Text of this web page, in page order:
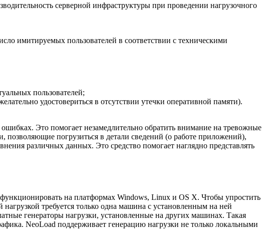
серверной инфраструктуры при проведении нагрузочного
имитируемых пользователей в соответствии с техническими
пользователей;
удостовериться в отсутствии утечки оперативной памяти).
Это помогает незамедлительно обратить внимание на тревожные
погрузиться в детали сведений (о работе приложений),
различных данных. Это средство помогает наглядно представлять
на платформах Windows, Linux и OS X. Чтобы упростить
требуется только одна машина с установленным на ней
генераторы нагрузки, установленные на других машинах. Такая
NeoLoad поддерживает генерацию нагрузки не только локальными